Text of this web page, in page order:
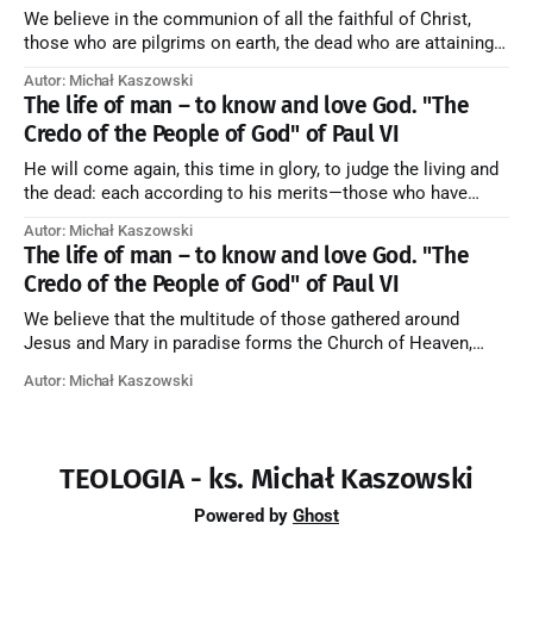
We believe in the communion of all the faithful of Christ,
those who are pilgrims on earth, the dead who are attaining
forming one Church; and we believe that in this communion
the merciful love of God and His saints is
Autor: Michał Kaszowski
The life of man – to know and love God. "The
Credo of the People of God" of Paul VI
He will come again, this time in glory, to judge the living and
the dead: each according to his merits—those who have
those who have refused them to the end going to the fire that
is not
Autor: Michał Kaszowski
The life of man – to know and love God. "The
Credo of the People of God" of Paul VI
We believe that the multitude of those gathered around
Jesus and Mary in paradise forms the Church of Heaven,
they also, in different degrees, are associated with the holy
Autor: Michał Kaszowski
TEOLOGIA - ks. Michał Kaszowski
Powered by Ghost